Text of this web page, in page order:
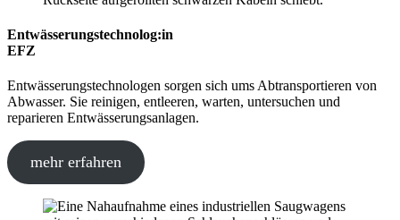
Entwässerungstechnolog:in
EFZ
Entwässerungstechnologen sorgen sich ums Abtransportieren von
Abwasser. Sie reinigen, entleeren, warten, untersuchen und
reparieren Entwässerungsanlagen.
mehr erfahren